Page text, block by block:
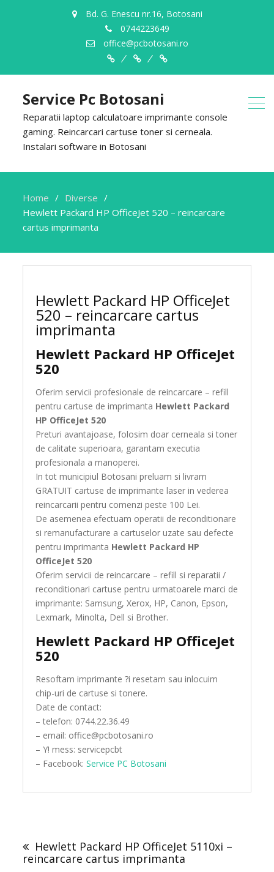
Bd. G. Enescu nr.16, Botosani
0744223649
office@pcbotosani.ro
Despre
Noi
ServiciiContact
Service Pc Botosani
Reparatii laptop calculatoare imprimante console
gaming. Reincarcari cartuse toner si cerneala.
Instalari software in Botosani
Home
Diverse
Hewlett Packard HP OfficeJet 520 – reincarcare
cartus imprimanta
Hewlett Packard HP OfficeJet
520 – reincarcare cartus
imprimanta
Hewlett Packard HP OfficeJet
520
Oferim servicii profesionale de reincarcare – refill
pentru cartuse de imprimanta Hewlett Packard
HP OfficeJet 520
Preturi avantajoase, folosim doar cerneala si toner
de calitate superioara, garantam executia
profesionala a manoperei.
In tot municipiul Botosani preluam si livram
GRATUIT cartuse de imprimante laser in vederea
reincarcarii pentru comenzi peste 100 Lei.
De asemenea efectuam operatii de reconditionare
si remanufacturare a cartuselor uzate sau defecte
pentru imprimanta Hewlett Packard HP
OfficeJet 520
Oferim servicii de reincarcare – refill si reparatii /
reconditionari cartuse pentru urmatoarele marci de
imprimante: Samsung, Xerox, HP, Canon, Epson,
Lexmark, Minolta, Dell si Brother.
Hewlett Packard HP OfficeJet
520
Resoftam imprimante ?i resetam sau inlocuim
chip-uri de cartuse si tonere.
Date de contact:
– telefon: 0744.22.36.49
– email: office@pcbotosani.ro
– Y! mess: servicepcbt
– Facebook:Service PC Botosani
navigation
Hewlett Packard HP OfficeJet 5110xi –
reincarcare cartus imprimanta